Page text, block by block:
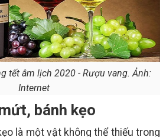
tết âm lịch 2020 - Rượu vang. Ảnh:
Internet
bánh kẹo
là một vật không thể thiếu trong